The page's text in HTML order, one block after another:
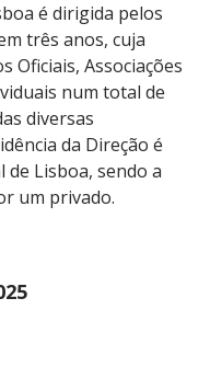
é dirigida pelos
três anos, cuja
Oficiais, Associações
num total de
diversas
da Direção é
de Lisboa, sendo a
um privado.